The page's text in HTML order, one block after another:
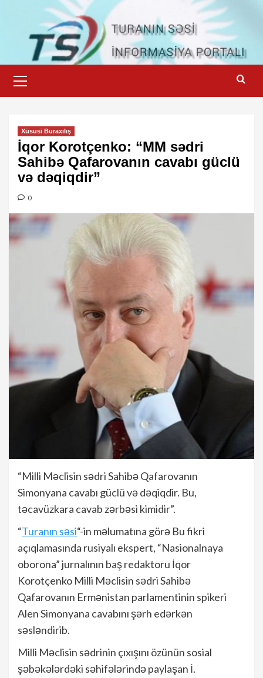
content
Menu
Xüsusi Buraxılış
İqor Korotçenko: “MM sədri
Sahibə Qafarovanın cavabı güclü
və dəqiqdir”
0
“Milli Məclisin sədri Sahibə Qafarovanın
Simonyana cavabı güclü və dəqiqdir. Bu,
təcavüzkara cavab zərbəsi kimidir”.
“Turanın səsi“-in məlumatına görə Bu fikri
açıqlamasında rusiyalı ekspert, “Nasionalnaya
oborona” jurnalının baş redaktoru İqor
Korotçenko Milli Məclisin sədri Sahibə
Qafarovanın Ermənistan parlamentinin spikeri
Alen Simonyana cavabını şərh edərkən
səsləndirib.
Milli Məclisin sədrinin çıxışını özünün sosial
şəbəkələrdəki səhifələrində paylaşan İ.